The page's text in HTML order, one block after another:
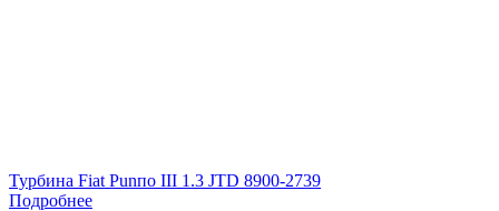
Турбина Fiat Punпо III 1.3 JTD 8900-2739
Подробнее